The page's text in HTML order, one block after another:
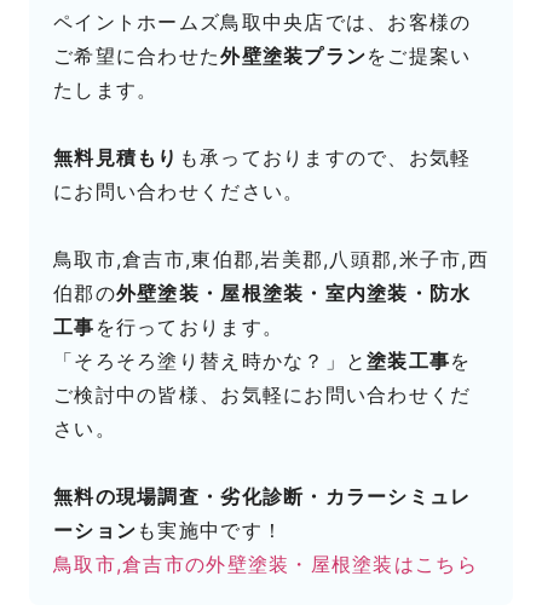
ペイントホームズ鳥取中央店では、お客様の
ご希望に合わせた外壁塗装プランをご提案い
たします。
無料見積もり も承っておりますので、お気軽
にお問い合わせください。
鳥取市,倉吉市,東伯郡,岩美郡,八頭郡,米子市,西
伯郡の外壁塗装・屋根塗装・室内塗装・防水
工事 を行っております。
「そろそろ塗り替え時かな？」と塗装工事を
ご検討中の皆様、お気軽にお問い合わせくだ
さい。
無料の現場調査・劣化診断・カラーシミュレ
ーション も実施中です！
鳥取市,倉吉市の外壁塗装・屋根塗装はこちら